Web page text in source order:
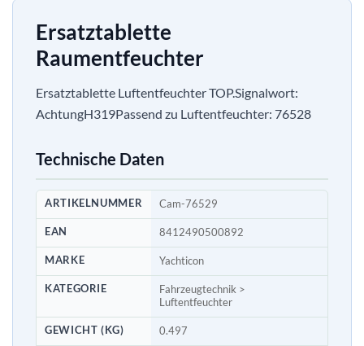
Ersatztablette
Raumentfeuchter
Ersatztablette Luftentfeuchter TOP.Signalwort:
AchtungH319Passend zu Luftentfeuchter: 76528
Technische Daten
ARTIKELNUMMER Cam-76529
EAN 8412490500892
MARKE Yachticon
KATEGORIE
Fahrzeugtechnik >
Luftentfeuchter
GEWICHT (KG) 0.497